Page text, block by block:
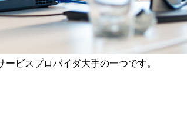
ビスプロバイダ大手の一つです。